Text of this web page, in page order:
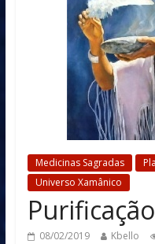
Medicinas Sagradas
Universo Xamânico
08/02/2019 Kbello